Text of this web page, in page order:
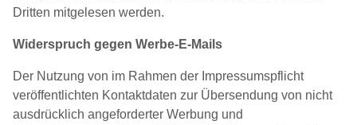
Dritten mitgelesen werden.
Widerspruch gegen Werbe-E-Mails
Der Nutzung von im Rahmen der Impressumspflicht
veröffentlichten Kontaktdaten zur Übersendung von nicht
ausdrücklich angeforderter Werbung und